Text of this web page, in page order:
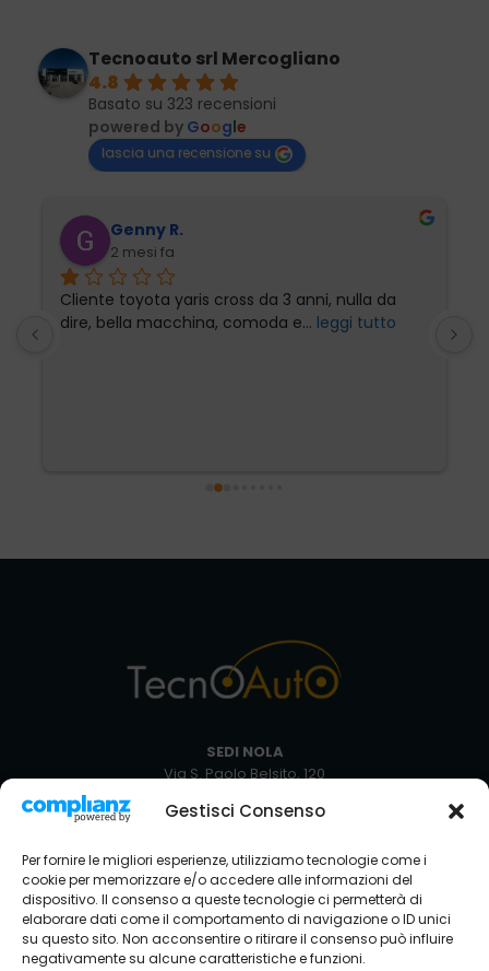
Gestisci Consenso
Per fornire le migliori esperienze, utilizziamo tecnologie come i
cookie per memorizzare e/o accedere alle informazioni del
dispositivo. Il consenso a queste tecnologie ci permetterà di
elaborare dati come il comportamento di navigazione o ID unici
su questo sito. Non acconsentire o ritirare il consenso può influire
negativamente su alcune caratteristiche e funzioni.
Tecnoauto srl Mercogliano
4.8
Basato su 323 recensioni
powered by Google
lascia una recensione su
Genny R.
2 mesi fa
Cliente toyota yaris cross da 3 anni, nulla da
dire, bella macchina, comoda e... leggi tutto
SEDI NOLA
Via S. Paolo Belsito, 120
+39 081 5129051
Via Circumvallazione Snc
80035 Nola NA
+39 081 8234429
SEDE AVELLINO
Via Nazionale Torrette